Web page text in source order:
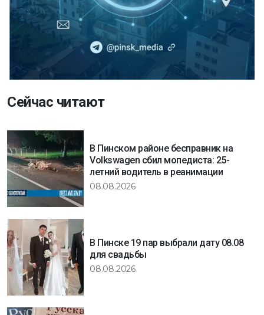
Сейчас читают
В Пинском районе бесправник на
Volkswagen сбил мопедиста: 25-
летний водитель в реанимации
08.08.2026
В Пинске 19 пар выбрали дату 08.08
для свадьбы
08.08.2026